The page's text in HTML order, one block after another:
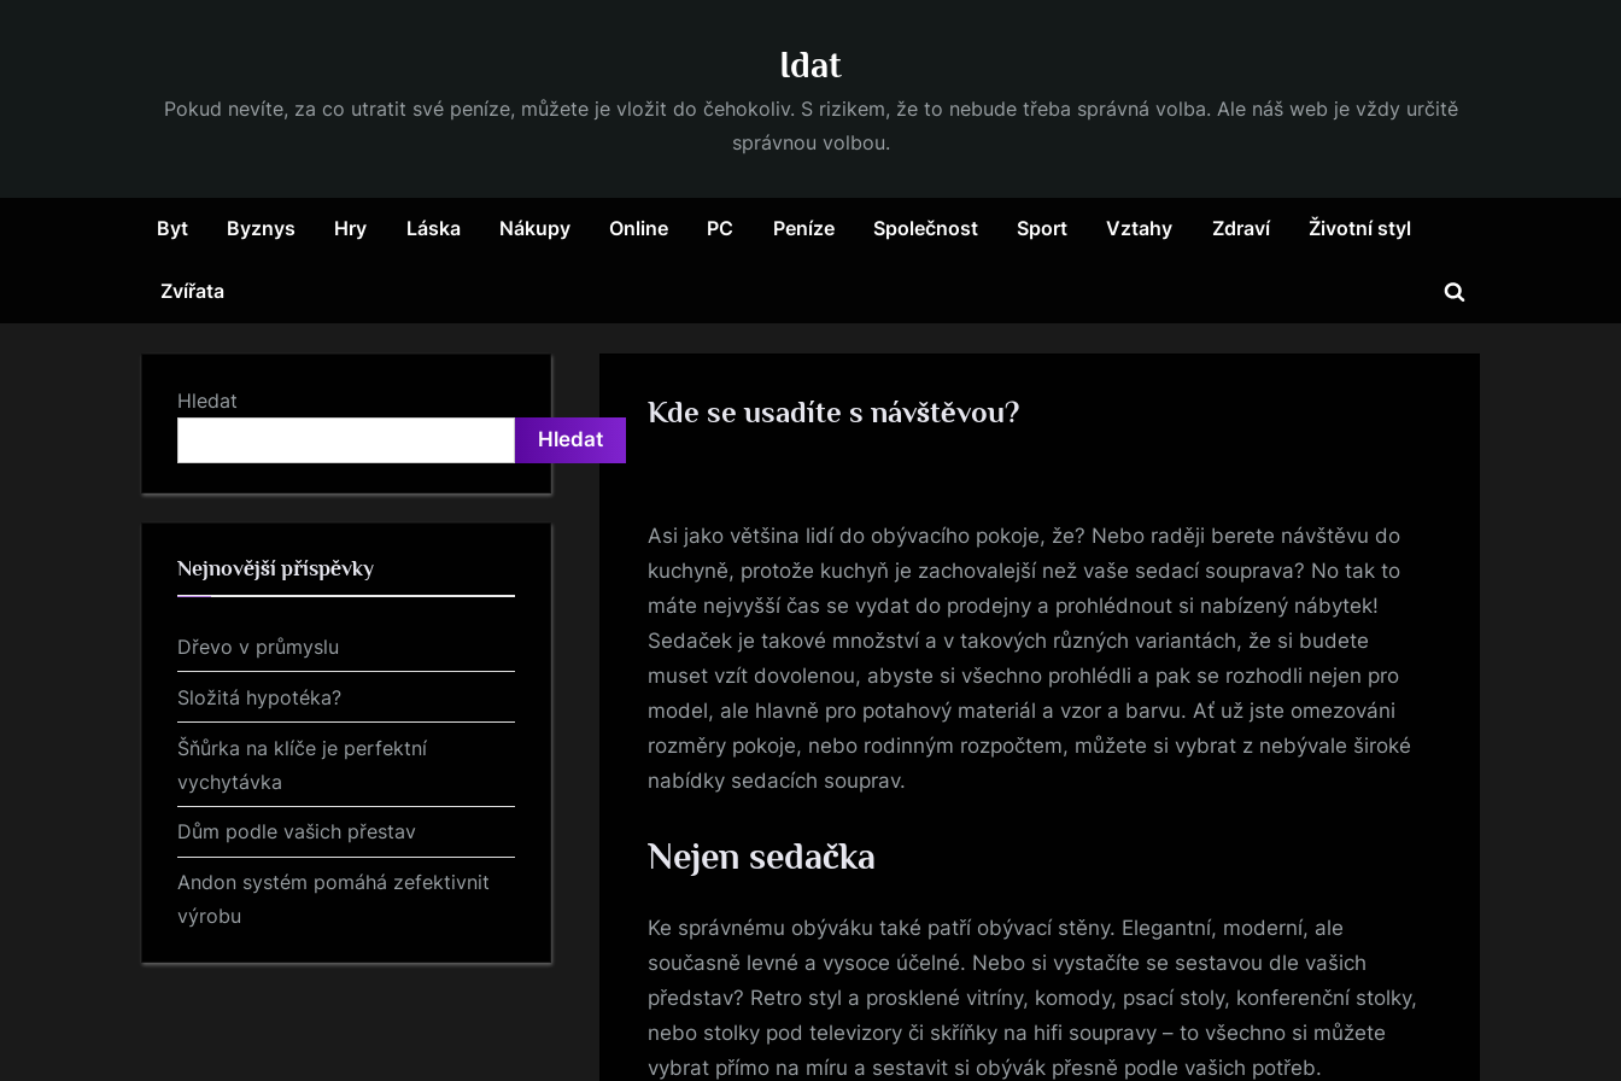
Idat
Pokud nevíte, za co utratit své peníze, můžete je vložit do čehokoliv. S rizikem, že to nebude třeba správná volba. Ale náš web je vždy určitě
správnou volbou.
Byt Byznys Hry Láska Nákupy Online PC Peníze Společnost Sport Vztahy Zdraví Životní styl
Zvířata
Toggle
Kde se usadíte s návštěvou?
Asi jako většina lidí do obývacího pokoje, že? Nebo raději berete návštěvu do
kuchyně, protože kuchyň je zachovalejší než vaše sedací souprava? No tak to
máte nejvyšší čas se vydat do prodejny a prohlédnout si nabízený nábytek!
Sedaček je takové množství a v takových různých variantách, že si budete
muset vzít dovolenou, abyste si všechno prohlédli a pak se rozhodli nejen pro
model, ale hlavně pro potahový materiál a vzor a barvu. Ať už jste omezováni
rozměry pokoje, nebo rodinným rozpočtem, můžete si vybrat z nebývale široké
nabídky sedacích souprav.
Nejen sedačka
Ke správnému obýváku také patří obývací stěny. Elegantní, moderní, ale
současně levné a vysoce účelné. Nebo si vystačíte se sestavou dle vašich
představ? Retro styl a prosklené vitríny, komody, psací stoly, konferenční stolky,
nebo stolky pod televizory či skříňky na hifi soupravy – to všechno si můžete
vybrat přímo na míru a sestavit si obývák přesně podle vašich potřeb.
Hledat
Hledat
Nejnovější příspěvky
Dřevo v průmyslu
Složitá hypotéka?
Šňůrka na klíče je perfektní
vychytávka
Dům podle vašich přestav
Andon systém pomáhá zefektivnit
výrobu